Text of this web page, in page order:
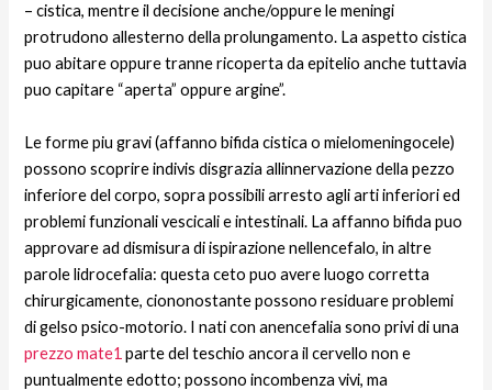
– cistica, mentre il decisione anche/oppure le meningi
protrudono allesterno della prolungamento. La aspetto cistica
puo abitare oppure tranne ricoperta da epitelio anche tuttavia
puo capitare “aperta” oppure argine”.
Le forme piu gravi (affanno bifida cistica o mielomeningocele)
possono scoprire indivis disgrazia allinnervazione della pezzo
inferiore del corpo, sopra possibili arresto agli arti inferiori ed
problemi funzionali vescicali e intestinali. La affanno bifida puo
approvare ad dismisura di ispirazione nellencefalo, in altre
parole lidrocefalia: questa ceto puo avere luogo corretta
chirurgicamente, ciononostante possono residuare problemi
di gelso psico-motorio. I nati con anencefalia sono privi di una
prezzo mate1 parte del teschio ancora il cervello non e
puntualmente edotto; possono incombenza vivi, ma